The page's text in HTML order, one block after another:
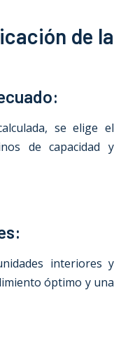
de la
se elige el
de capacidad y
interiores y
óptimo y una